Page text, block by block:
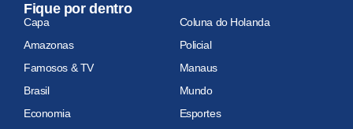
Fique por dentro
Capa
Coluna do Holanda
Amazonas
Policial
Famosos & TV
Manaus
Brasil
Mundo
Economia
Esportes